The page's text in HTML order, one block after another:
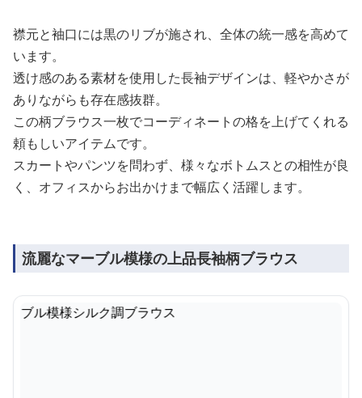
襟元と袖口には黒のリブが施され、全体の統一感を高めて
います。
透け感のある素材を使用した長袖デザインは、軽やかさが
ありながらも存在感抜群。
この柄ブラウス一枚でコーディネートの格を上げてくれる
頼もしいアイテムです。
スカートやパンツを問わず、様々なボトムスとの相性が良
く、オフィスからお出かけまで幅広く活躍します。
流麗なマーブル模様の上品長袖柄ブラウス